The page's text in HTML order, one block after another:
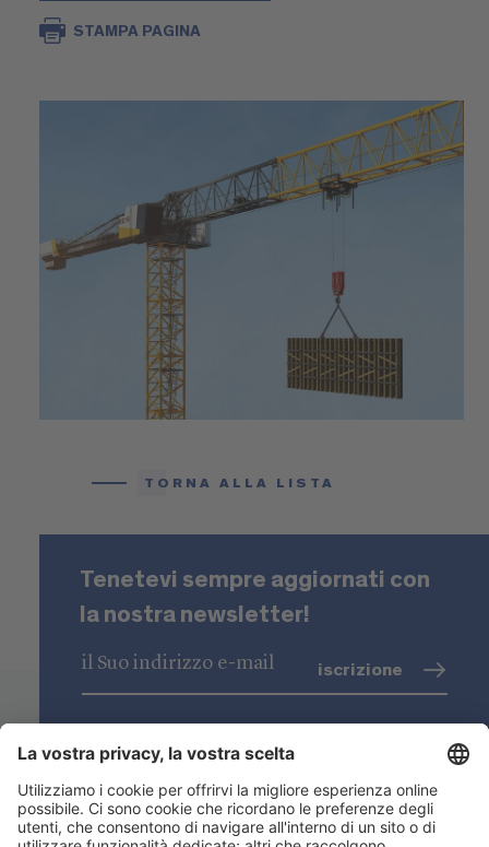
STAMPA PAGINA
TORNA ALLA LISTA
Tenetevi sempre aggiornati con
la nostra newsletter!
iscrizione